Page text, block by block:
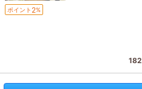
ポイント 2%
182